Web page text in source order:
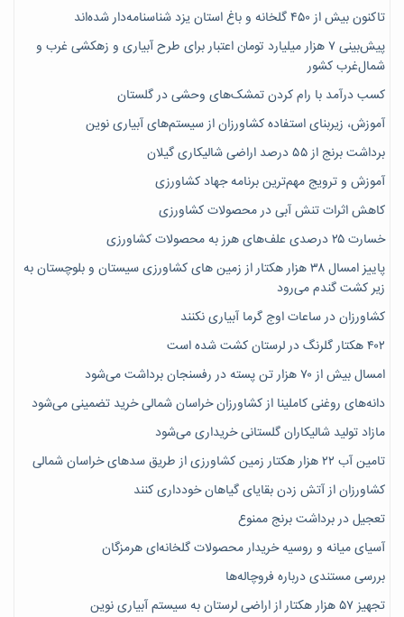
تاکنون بیش از ۴۵۰ گلخانه و باغ استان یزد شناسنامه‌دار شده‌اند
پیش‌بینی ۷‌ هزار میلیارد تومان اعتبار برای طرح آبیاری و زهکشی غرب و
شمال‌غرب کشور
کسب درآمد با رام کردن تمشک‌های وحشی در گلستان
آموزش، زیربنای استفاده کشاورزان از سیستم‌های آبیاری نوین
برداشت برنج از ۵۵ درصد اراضی شالیکاری گیلان
آموزش و ترویج مهم‌ترین برنامه جهاد کشاورزی
کاهش اثرات تنش آبی در محصولات کشاورزی
خسارت ۲۵ درصدی علف‌های هرز به محصولات کشاورزی
پاییز امسال ۳۸ هزار هکتار از زمین های کشاورزی سیستان و بلوچستان به
زیر کشت گندم می‌رود
کشاورزان در ساعات اوج گرما آبیاری نکنند
۴۰۲ هکتار گلرنگ در لرستان کشت شده است
امسال بیش از ۷۰ هزار تن پسته در رفسنجان برداشت می‌شود
دانه‌های روغنی کاملینا از کشاورزان خراسان شمالی خرید تضمینی می‌شود
مازاد تولید شالیکاران گلستانی خریداری می‌شود
تامین آب ۲۲ هزار هکتار زمین کشاورزی از طریق سدهای خراسان شمالی
کشاورزان از آتش زدن بقایای گیاهان خودداری کنند
تعجیل در برداشت برنج ممنوع
آسیای میانه و روسیه خریدار محصولات گلخانه‌ای هرمزگان
بررسی مستندی درباره فروچاله‌ها
تجهیز ۵۷ هزار هکتار از اراضی لرستان به سیستم آبیاری نوین